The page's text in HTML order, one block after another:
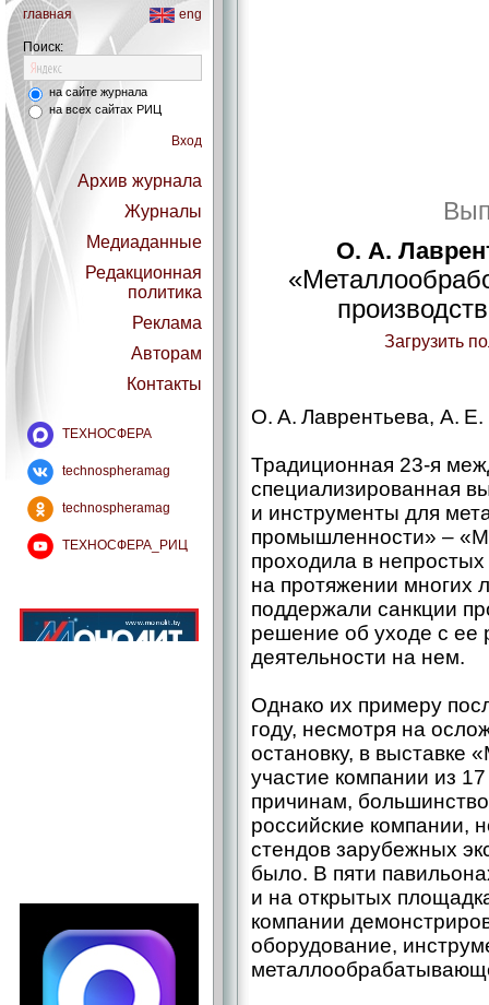
главная eng
Поиск:
на сайте журнала
на всех сайтах РИЦ
Вход
Архив журнала
Журналы
Медиаданные
Редакционная
политика
Реклама
Авторам
Контакты
ТЕХНОСФЕРА
technospheramag
technospheramag
ТЕХНОСФЕРА_РИЦ
О. А.
Загрузить
О. A. Лаврентьева, А.
Традиционная 23‑я
специализированная
и инструменты для
промышленности» –
проходила в
на протяжении многих
поддержали санкции
решение об уходе с ее
деятельности на нем.
Однако их примеру
году, несмотря на
остановку, в выставке
участие компании из
причинам,
российские компании,
стендов зарубежных
было. В пяти
и на открытых
компании
оборудование,